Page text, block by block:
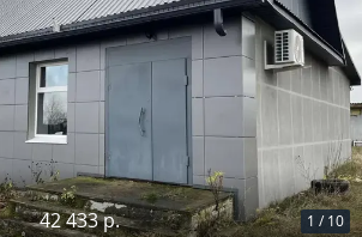
1 / 10
42 433 р.